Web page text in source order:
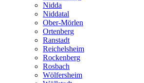
Nidda
Niddatal
Ober-Mörlen
Ortenberg
Ranstadt
Reichelsheim
Rockenberg
Rosbach
Wölfersheim